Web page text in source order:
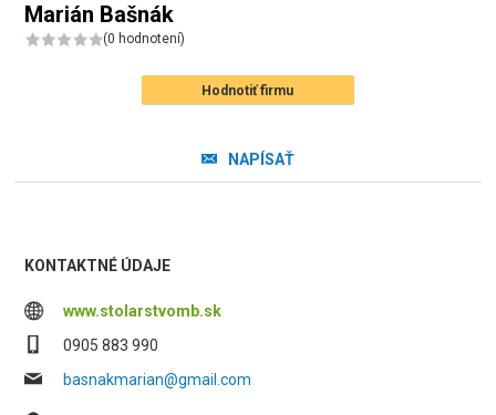
Marián Bašnák
(0 hodnotení)
Hodnotiť firmu
NAPÍSAŤ
KONTAKTNÉ ÚDAJE
www.stolarstvomb.sk
0905 883 990
basnakmarian@gmail.com